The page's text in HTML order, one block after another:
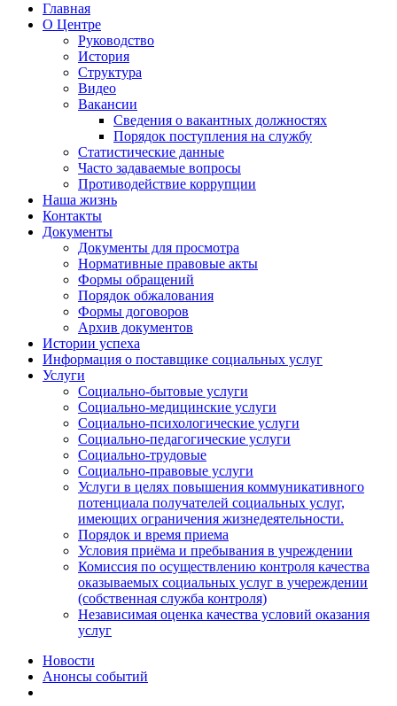
Главная
О Центре
Руководство
История
Структура
Видео
Вакансии
Сведения о вакантных должностях
Порядок поступления на службу
Статистические данные
Часто задаваемые вопросы
Противодействие коррупции
Наша жизнь
Контакты
Документы
Документы для просмотра
Нормативные правовые акты
Формы обращений
Порядок обжалования
Формы договоров
Архив документов
Истории успеха
Информация о поставщике социальных услуг
Услуги
Социально-бытовые услуги
Социально-медицинские услуги
Социально-психологические услуги
Социально-педагогические услуги
Социально-трудовые
Социально-правовые услуги
Услуги в целях повышения коммуникативного
потенциала получателей социальных услуг,
имеющих ограничения жизнедеятельности.
Порядок и время приема
Условия приёма и пребывания в учреждении
Комиссия по осуществлению контроля качества
оказываемых социальных услуг в учереждении
(собственная служба контроля)
Независимая оценка качества условий оказания
услуг
Новости
Анонсы событий